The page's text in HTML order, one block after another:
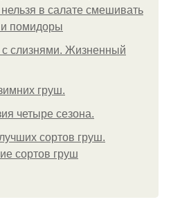
в салате смешивать
помидоры
с слизнями. Жизненный
груш.
четыре сезона.
сортов груш.
сортов груш